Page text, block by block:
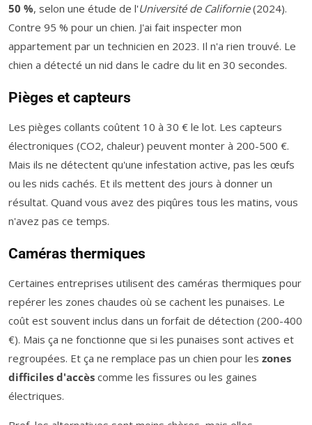
50 %, selon une étude de l'Université de Californie(2024).
Contre 95 % pour un chien. J'ai fait inspecter mon
appartement par un technicien en 2023. Il n'a rien trouvé. Le
chien a détecté un nid dans le cadre du lit en 30 secondes.
Pièges et capteurs
Les pièges collants coûtent 10 à 30 € le lot. Les capteurs
électroniques (CO2, chaleur) peuvent monter à 200-500 €.
Mais ils ne détectent qu'une infestation active, pas les œufs
ou les nids cachés. Et ils mettent des jours à donner un
résultat. Quand vous avez des piqûres tous les matins, vous
n'avez pas ce temps.
Caméras thermiques
Certaines entreprises utilisent des caméras thermiques pour
repérer les zones chaudes où se cachent les punaises. Le
coût est souvent inclus dans un forfait de détection (200-400
€). Mais ça ne fonctionne que si les punaises sont actives et
regroupées. Et ça ne remplace pas un chien pour les zones
difficiles d'accès comme les fissures ou les gaines
électriques.